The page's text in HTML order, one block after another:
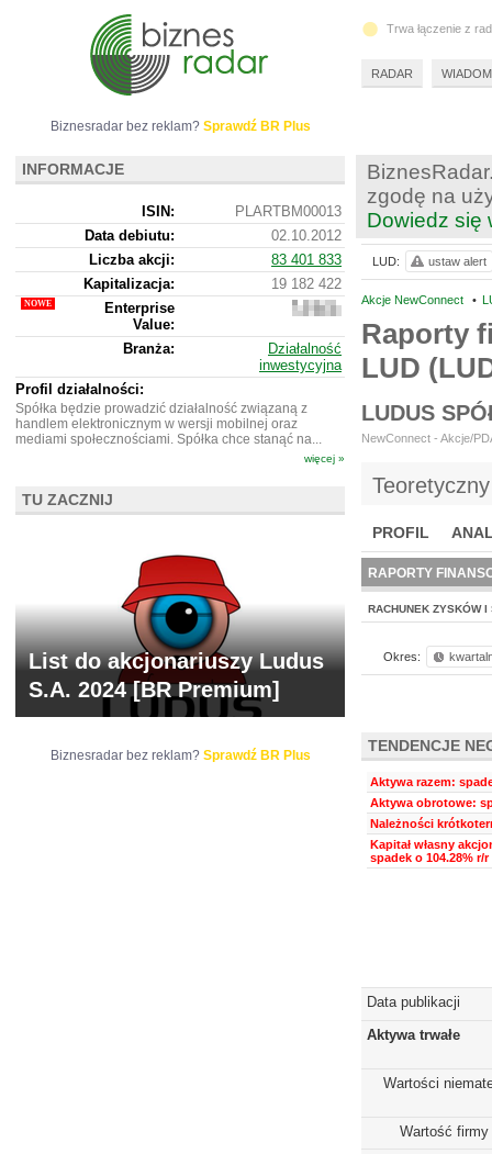
zgodę na
Dowiedz się
Akcje NewConnect •
Raporty
LUD
LUDUS
NewConnect - Akcje/
PROFIL
BR LAB
RAPORTY
RACHUNEK ZYSKÓW I
Okres:
TENDENCJE
Aktywa razem:
Aktywa obrotowe:
Należności
Kapitał własny
spadek o 104.28% r/r
Data publikacji
Aktywa trwałe
Wartości
Wartość firmy
LUD: ustaw alert
Biznesradar bez reklam? Sprawdź BR Plus
INFORMACJE
ISIN:
PLARTBM00013
Data debiutu:
02.10.2012
Liczba akcji:
83 401 833
Kapitalizacja:
19 182 422
Enterprise
Value:
20
422
Branża:
Działalność
inwestycyjna
Profil działalności:
Spółka będzie prowadzić działalność związaną z
handlem elektronicznym w wersji mobilnej oraz
mediami społecznościami. Spółka chce stanąć na...
więcej »
TU ZACZNIJ
List do akcjonariuszy Ludus
S.A. 2024 [BR Premium]
Biznesradar bez reklam? Sprawdź BR Plus
Trwa łączenie z
RADAR